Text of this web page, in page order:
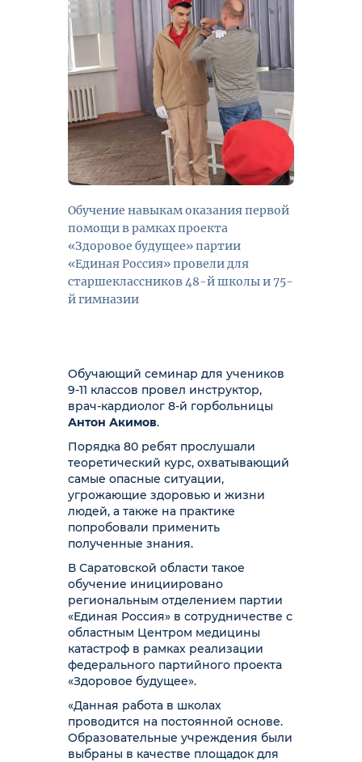
Обучение навыкам оказания первой
помощи в рамках проекта
«Здоровое будущее» партии
«Единая Россия» провели для
старшеклассников 48-й школы и 75-
й гимназии
Обучающий семинар для учеников
9-11 классов провел инструктор,
врач-кардиолог 8-й горбольницы
Антон Акимов.
Порядка 80 ребят прослушали
теоретический курс, охватывающий
самые опасные ситуации,
угрожающие здоровью и жизни
людей, а также на практике
попробовали применить
полученные знания.
В Саратовской области такое
обучение инициировано
региональным отделением партии
«Единая Россия» в сотрудничестве с
областным Центром медицины
катастроф в рамках реализации
федерального партийного проекта
«Здоровое будущее».
«Данная работа в школах
проводится на постоянной основе.
Образовательные учреждения были
выбраны в качестве площадок для